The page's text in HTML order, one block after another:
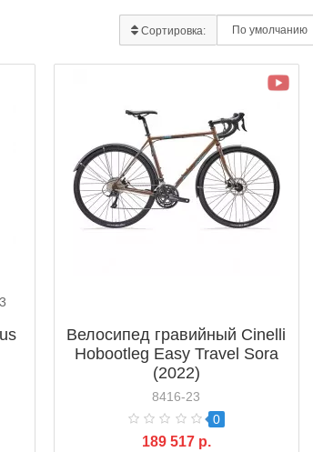
Сортировка:
Велосипед гравийный Cinelli
Hobootleg Easy Travel Sora
(2022)
8416-23
0
189 517 р.